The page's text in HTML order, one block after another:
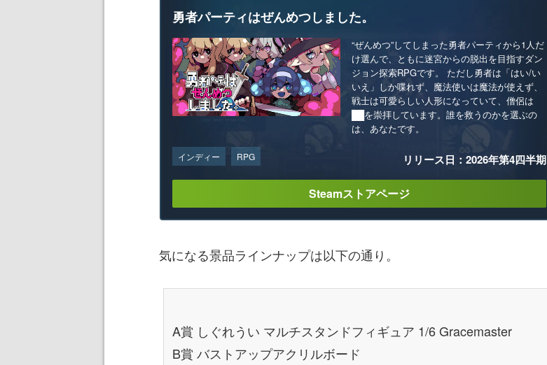
勇者パーティはぜんめつしました。
“ぜんめつ”してしまった勇者パーティから1人だ
け選んで、ともに迷宮からの脱出を目指すダン
ジョン探索RPGです。 ただし勇者は「はい/い
いえ」しか喋れず、魔法使いは魔法が使えず、
戦士は可愛らしい人形になっていて、僧侶は
██を崇拝しています。誰を救うのかを選ぶの
は、あなたです。
インディー RPG リリース日：2026年第4四半期
Steamストアページ
気になる景品ラインナップは以下の通り。
A賞 しぐれうい マルチスタンドフィギュア 1/6 Gracemaster
B賞 バストアップアクリルボード